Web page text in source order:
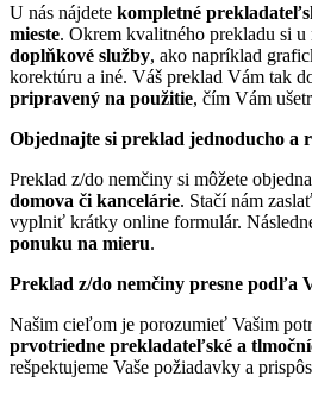
U nás nájdete kompletné
mieste. Okrem kvalitného prekladu si u
doplňkové služby, ako napríklad
korektúru a iné. Váš preklad Vám tak
pripravený na použitie, čím Vám
Objednajte si preklad jednoducho a
Preklad z/do nemčiny si môžete
domova či kancelárie. Stačí nám
vyplniť krátky online formulár.
ponuku na mieru.
Preklad z/do nemčiny presne podľa
Našim cieľom je porozumieť Vašim
prvotriedne prekladateľské a
rešpektujeme Vaše požiadavky a